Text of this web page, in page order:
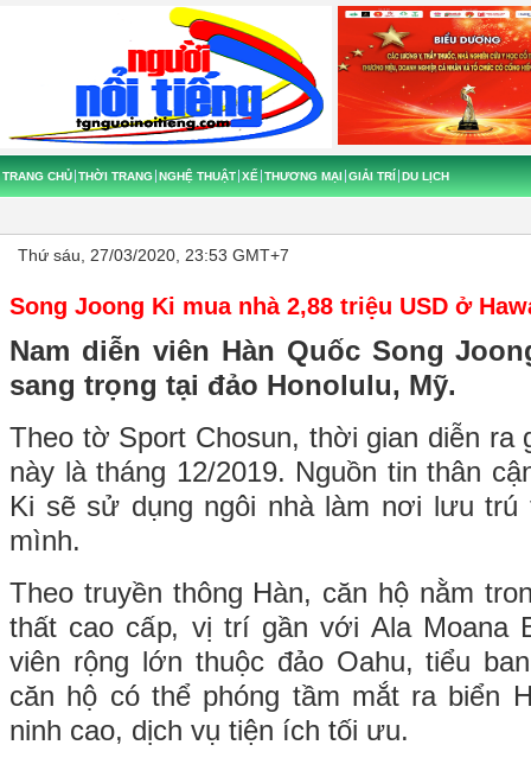
TRANG CHỦ THỜI TRANG NGHỆ THUẬT XẾ THƯƠNG MẠI GIẢI TRÍ DU LỊCH
Thứ sáu, 27/03/2020, 23:53 GMT+7
Song Joong Ki mua nhà 2,88 triệu USD ở
Nam diễn viên Hàn Quốc Song
sang trọng tại đảo Honolulu, Mỹ.
Theo tờ Sport Chosun, thời gian diễn ra
này là tháng 12/2019. Nguồn tin thân
Ki sẽ sử dụng ngôi nhà làm nơi lưu trú
mình.
Theo truyền thông Hàn, căn hộ nằm
thất cao cấp, vị trí gần với Ala Moana
viên rộng lớn thuộc đảo Oahu, tiểu
căn hộ có thể phóng tầm mắt ra biển
ninh cao, dịch vụ tiện ích tối ưu.